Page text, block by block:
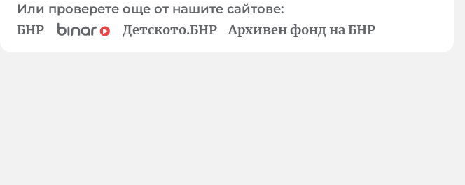
Или проверете още от нашите сайтове:
БНР Детското.БНР Архивен фонд на БНР